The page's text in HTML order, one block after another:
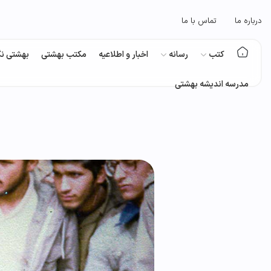
درباره ما تماس با ما
کتب رسانه اخبار و اطلاعیه مکتب بهشتی بهشتی
مدرسه اندیشه بهشتی